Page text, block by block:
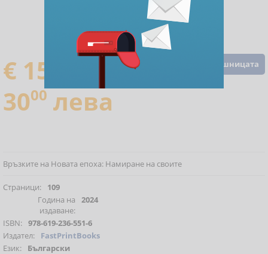
Добавете в кошницата
€ 15
3000 лева
Връзките на Новата епоха: Намиране на своите
Страници:
109
Година на
издаване:
2024
ISBN: 978-619-236-551-6
Издател:
FastPrintBooks
Език:
Български